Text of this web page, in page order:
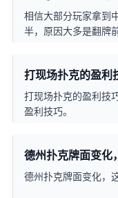
相信大部分玩家拿到
半，原因大多是翻牌
打现场扑克的盈利
打现场扑克的盈利技
盈利技巧。
德州扑克牌面变化
德州扑克牌面变化，